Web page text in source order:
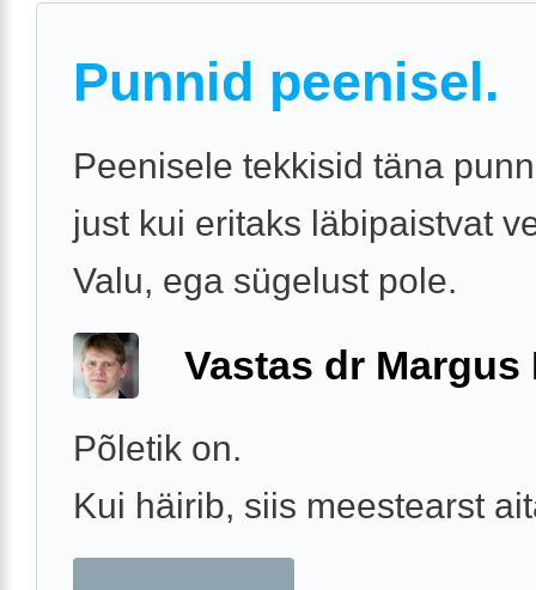
Punnid peenisel.
Peenisele tekkisid täna
just kui eritaks läbipaistvat
Valu, ega sügelust pole.
Vastas dr Margus
Põletik on.
Kui häirib, siis meestearst